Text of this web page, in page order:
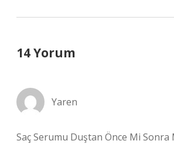
14 Yorum
Yaren
Saç Serumu Duştan Önce Mi Sonra